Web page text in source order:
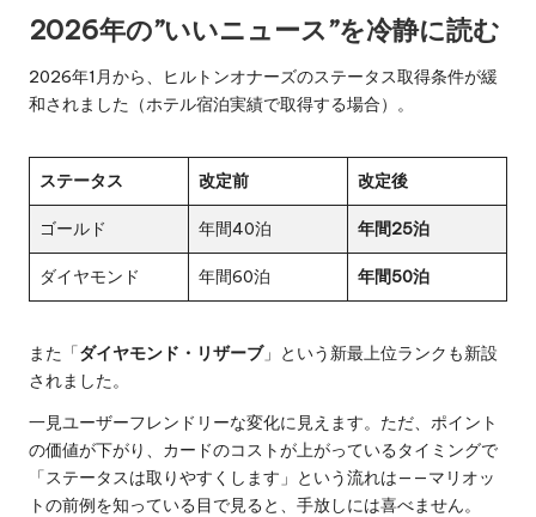
2026年の”いいニュース”を冷静に読む
2026年1月から、ヒルトンオナーズのステータス取得条件が緩
和されました（ホテル宿泊実績で取得する場合）。
ステータス 改定前 改定後
ゴールド 年間40泊 年間25泊
ダイヤモンド 年間60泊 年間50泊
また「ダイヤモンド・リザーブ」という新最上位ランクも新設
されました。
一見ユーザーフレンドリーな変化に見えます。ただ、ポイント
の価値が下がり、カードのコストが上がっているタイミングで
「ステータスは取りやすくします」という流れは——マリオッ
トの前例を知っている目で見ると、手放しには喜べません。